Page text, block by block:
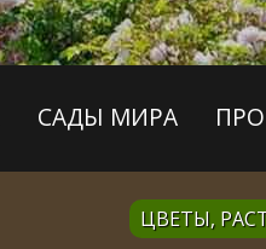
САДЫ МИРА
ЦВЕТЫ,